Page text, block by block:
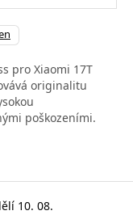
pro Xiaomi 17T
originalitu
poškozeními.
10. 08.